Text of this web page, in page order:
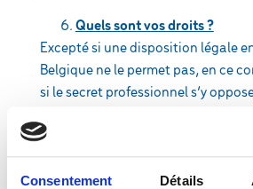
Consentement Détails
Quels sont vos droits ?
Excepté si une disposition légale
Belgique ne le permet pas, en ce
si le secret professionnel s’y
raisonnables, en ce compris